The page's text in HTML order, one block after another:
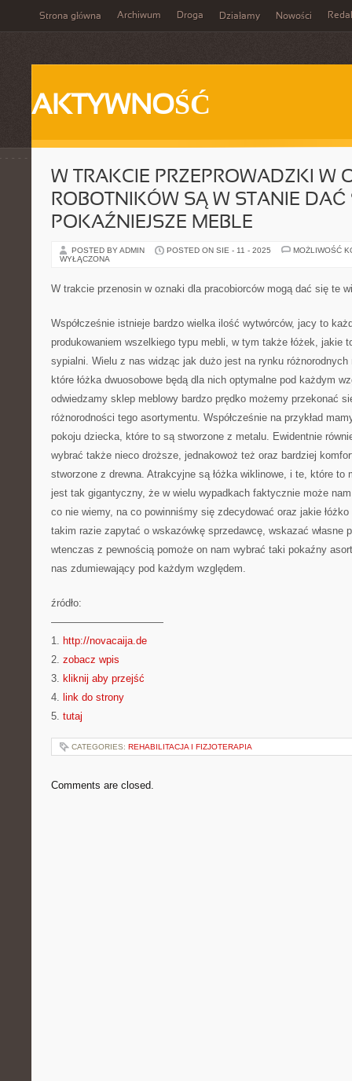
Strona główna Archiwum Droga Działamy Nowości
AKTYWNOŚĆ
W TRAKCIE PRZEPROWADZKI W
ROBOTNIKÓW SĄ W STANIE DAĆ
POKAŹNIEJSZE MEBLE
POSTED BY ADMIN POSTED ON SIE - 11 - 2025
MOŻLIWOŚĆ
WYŁĄCZONA
W trakcie przenosin w oznaki dla pracobiorców mogą dać się te
Współcześnie istnieje bardzo wielka ilość wytwórców, jacy to
produkowaniem wszelkiego typu mebli, w tym także łóżek, jakie
sypialni. Wielu z nas widząc jak dużo jest na rynku różnorodnych
które łóżka dwuosobowe będą dla nich optymalne pod każdym
odwiedzamy sklep meblowy bardzo prędko możemy przekonać
różnorodności tego asortymentu. Współcześnie na przykład
pokoju dziecka, które to są stworzone z metalu. Ewidentnie
wybrać także nieco droższe, jednakowoż też oraz bardziej
stworzone z drewna. Atrakcyjne są łóżka wiklinowe, i te, które to
jest tak gigantyczny, że w wielu wypadkach faktycznie może
co nie wiemy, na co powinniśmy się zdecydować oraz jakie
takim razie zapytać o wskazówkę sprzedawcę, wskazać własne
wtenczas z pewnością pomoże on nam wybrać taki pokaźny
nas zdumiewający pod każdym względem.
źródło:
———————————
1. http://novacaija.de
2. zobacz wpis
3. kliknij aby przejść
4. link do strony
5. tutaj
CATEGORIES: REHABILITACJA I FIZJOTERAPIA
Comments are closed.